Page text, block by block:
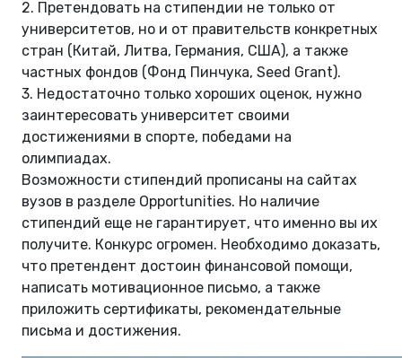
2. Претендовать на стипендии не только от
университетов, но и от правительств конкретных
стран (Китай, Литва, Германия, США), а также
частных фондов (Фонд Пинчука, Seed Grant).
3. Недостаточно только хороших оценок, нужно
заинтересовать университет своими
достижениями в спорте, победами на
олимпиадах.
Возможности стипендий прописаны на сайтах
вузов в разделе Opportunities. Но наличие
стипендий еще не гарантирует, что именно вы их
получите. Конкурс огромен. Необходимо доказать,
что претендент достоин финансовой помощи,
написать мотивационное письмо, а также
приложить сертификаты, рекомендательные
письма и достижения.